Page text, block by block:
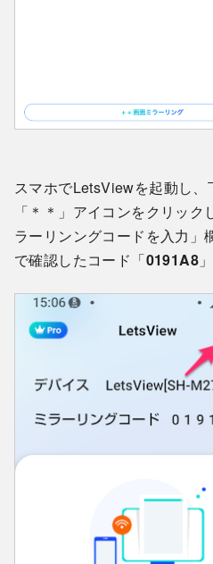
スマホでLetsViewを起動し
「＊＊」アイコンをクリッ
ラーリンングコードを入力」
で確認したコード「0191A8